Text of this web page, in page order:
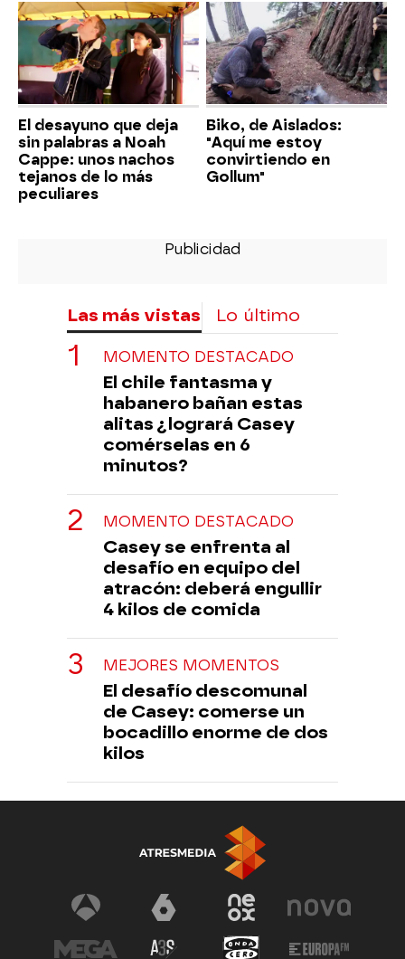
El desayuno que deja
sin palabras a Noah
Cappe: unos nachos
tejanos de lo más
peculiares
Biko, de Aislados:
"Aquí me estoy
convirtiendo en
Gollum"
Las más vistas Lo último
MOMENTO DESTACADO
El chile fantasma y
habanero bañan estas
alitas ¿logrará Casey
comérselas en 6
minutos?
MOMENTO DESTACADO
Casey se enfrenta al
desafío en equipo del
atracón: deberá engullir
4 kilos de comida
MEJORES MOMENTOS
El desafío descomunal
de Casey: comerse un
bocadillo enorme de dos
kilos